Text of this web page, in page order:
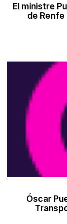
El ministre
de
Óscar